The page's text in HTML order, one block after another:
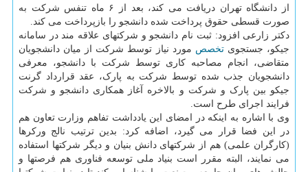
از دانشگاه تهران دریافت می کند، بعد از ۶ ماه تنفس شرکت به
صورت قسطی حقوق پرداخت شده دانشجو را بازپرداخت می کند.
دکتر زارعی افزود: ثبت نام دانشجو و شرکتهای علاقه مند در سامانه
جیکو، جستجویتخصص مورد نیاز توسط شرکت از میان دانشجویان
متقاضی، انجام مصاحبه کاری توسط شرکت با دانشجو، معرفی
دانشجویان جذب شده توسط شرکت به پارک، عقد قرارداد گرنت
جیکو بین پارک و شرکت و بالاخره آغاز همکاری دانشجو و شرکت
فرایند اجرای طرح است.
وی با اشاره به اینکه در امضای این یادداشت تفاهم وزارت تعاون هم
در این فضا قرار می گیرد، اضافه کرد: بدین ترتیب نالج ورکرها
(کارگران علمی) هم از شرکتهای دانش بنیان و دیگر شرکتها استفاده
می نمایند، البته مقرر است بنیاد ملی توسعه فناوری هم فرصتها و